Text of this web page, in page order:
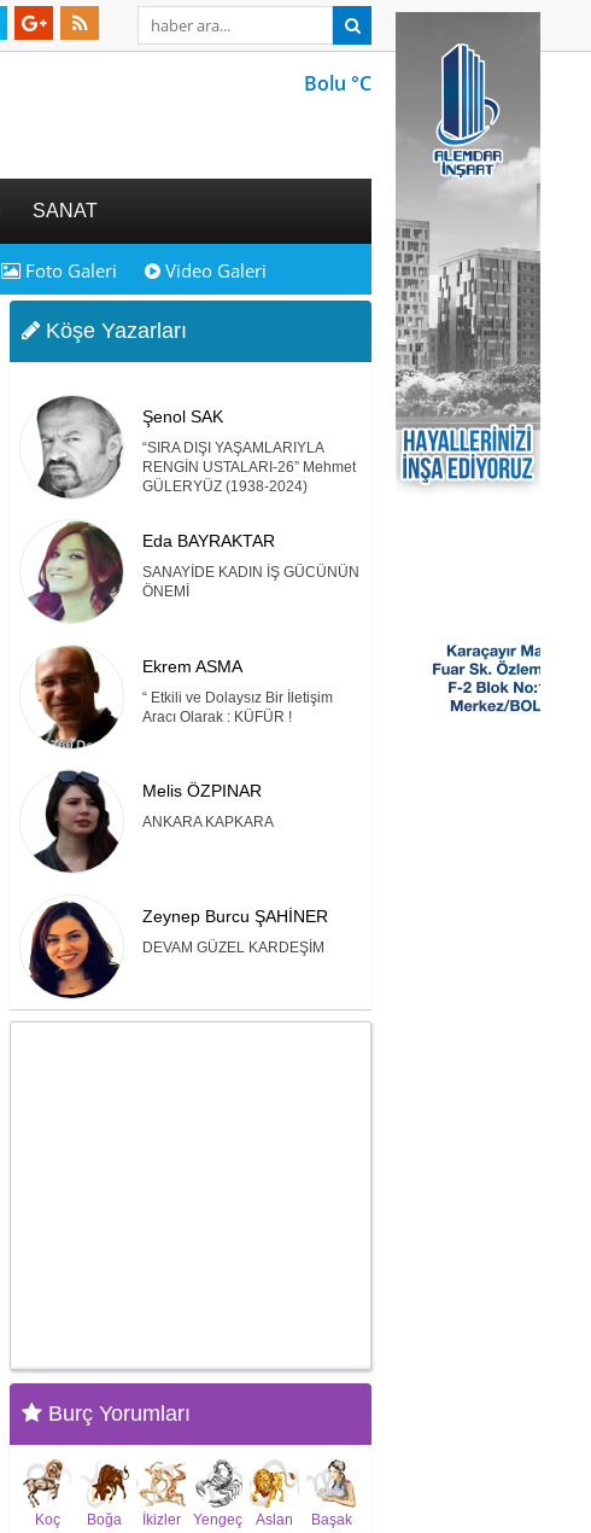
Bolu °C
SANAT
Foto Galeri Video Galeri
Köşe Yazarları
Şenol SAK
“SIRA DIŞI YAŞAMLARIYLA
RENGİN USTALARI-26” Mehmet
GÜLERYÜZ (1938-2024)
Eda BAYRAKTAR
SANAYİDE KADIN İŞ GÜCÜNÜN
ÖNEMİ
Ekrem ASMA
“ Etkili ve Dolaysız Bir İletişim
Aracı Olarak : KÜFÜR !
Melis ÖZPINAR
ANKARA KAPKARA
Zeynep Burcu ŞAHİNER
DEVAM GÜZEL KARDEŞİM
Burç Yorumları
Koç Boğa İkizler Yengeç Aslan Başak